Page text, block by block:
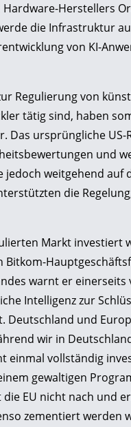
Herstellers
die Infrastruktur
von KI-
Regulierung von
tätig sind, haben
Das ursprüngliche US-
und
weitgehend auf
die
Markt investiert
Bitkom-
warnt er einerseits
Intelligenz zur
Deutschland und
wir in
einmal vollständig
gewaltigen
EU nicht nach und
zementiert werden